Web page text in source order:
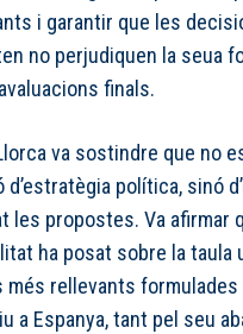
i garantir que les
no perjudiquen la seua
finals.
va sostindre que no
d’estratègia política, sinó
les propostes. Va afirmar
ha posat sobre la taula
rellevants formulades
a Espanya, tant pel seu